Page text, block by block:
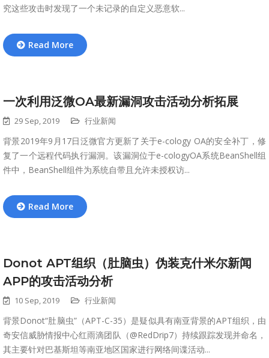
究这些攻击时发现了一个未记录的自定义恶意软...
Read More
一次利用泛微OA最新漏洞攻击活动分析拓展
29 Sep, 2019 行业新闻
背景2019年9月17日泛微官方更新了关于e-cology OA的安全补丁，修
复了一个远程代码执行漏洞。该漏洞位于e-cologyOA系统BeanShell组
件中，BeanShell组件为系统自带且允许未授权访...
Read More
Donot APT组织（肚脑虫）伪装克什米尔新闻
APP的攻击活动分析
10 Sep, 2019 行业新闻
背景Donot“肚脑虫”（APT-C-35）是疑似具有南亚背景的APT组织，由
奇安信威胁情报中心红雨滴团队（@RedDrip7）持续跟踪发现并命名，
其主要针对巴基斯坦等南亚地区国家进行网络间谍活动...